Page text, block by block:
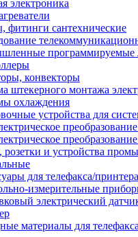
электроника
фитинги сантехнические
программируемые
конвекторы
штекерного монтажа
охлаждения
устройства для
розетки и устройства
для телефакса/
измерительные
электрический
материалы для